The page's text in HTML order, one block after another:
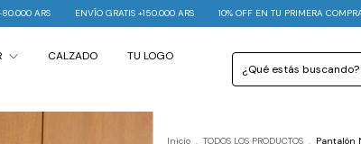
ARS 10% OFF EN TU PRIMERA COMPRA 6 CUOTAS SIN INTERÉS
CALZADO
TU LOGO
Inicio . TODOS LOS PRODUCTOS . Pantalón